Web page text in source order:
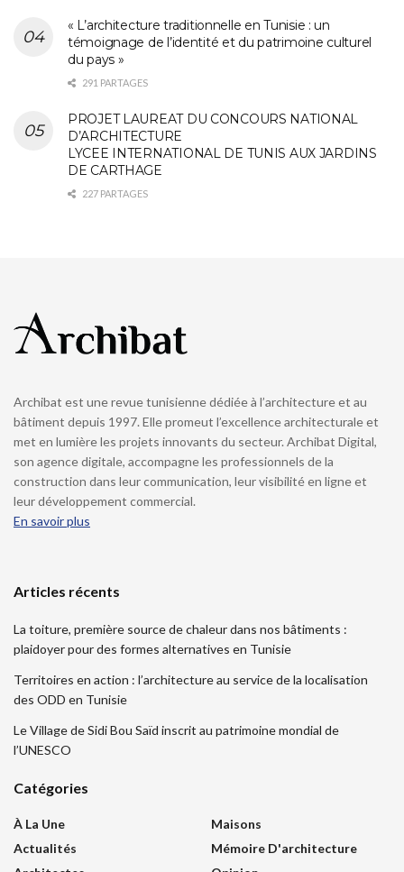
« L’architecture traditionnelle en Tunisie : un
témoignage de l’identité et du patrimoine culturel
du pays »
291 PARTAGES
PROJET LAUREAT DU CONCOURS NATIONAL
D’ARCHITECTURE
LYCEE INTERNATIONAL DE TUNIS AUX JARDINS
DE CARTHAGE
227 PARTAGES
Archibat est une revue tunisienne dédiée à l’architecture et au
bâtiment depuis 1997. Elle promeut l’excellence architecturale et
met en lumière les projets innovants du secteur. Archibat Digital,
son agence digitale, accompagne les professionnels de la
construction dans leur communication, leur visibilité en ligne et
leur développement commercial.
En savoir plus
Articles récents
La toiture, première source de chaleur dans nos bâtiments :
plaidoyer pour des formes alternatives en Tunisie
Territoires en action : l’architecture au service de la localisation
des ODD en Tunisie
Le Village de Sidi Bou Saïd inscrit au patrimoine mondial de
l’UNESCO
Catégories
À La Une
Actualités
Maisons
Mémoire D'architecture